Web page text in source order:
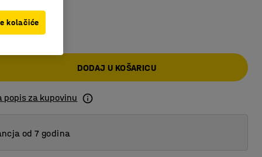
DODAJ U KOŠARICU
popis za kupovinu
od 7 godina
kolačiće